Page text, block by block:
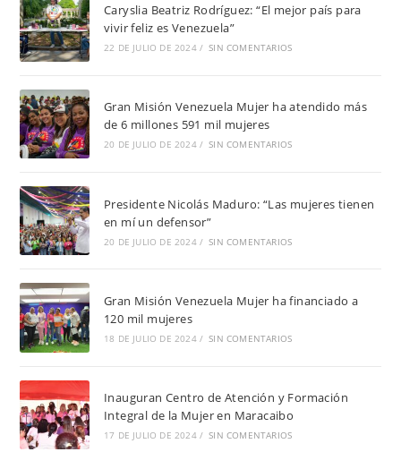
Caryslia Beatriz Rodríguez: “El mejor país para
vivir feliz es Venezuela”
22 DE JULIO DE 2024 / SIN COMENTARIOS
Gran Misión Venezuela Mujer ha atendido más
de 6 millones 591 mil mujeres
20 DE JULIO DE 2024 / SIN COMENTARIOS
Presidente Nicolás Maduro: “Las mujeres tienen
en mí un defensor”
20 DE JULIO DE 2024 / SIN COMENTARIOS
Gran Misión Venezuela Mujer ha financiado a
120 mil mujeres
18 DE JULIO DE 2024 / SIN COMENTARIOS
Inauguran Centro de Atención y Formación
Integral de la Mujer en Maracaibo
17 DE JULIO DE 2024 / SIN COMENTARIOS